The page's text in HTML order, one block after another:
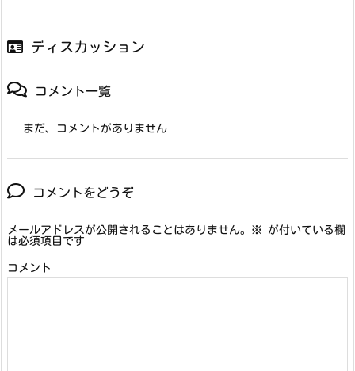
ディスカッション
コメント一覧
まだ、コメントがありません
コメントをどうぞ
メールアドレスが公開されることはありません。 ※ が付いている欄
は必須項目です
コメント